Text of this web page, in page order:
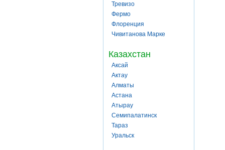
Тревизо
Фермо
Флоренция
Чивитанова Марке
Казахстан
Аксай
Актау
Алматы
Астана
Атырау
Семипалатинск
Тараз
Уральск